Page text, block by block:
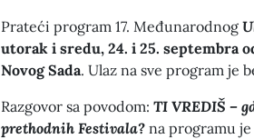
Prateći program 17. Međunarodnog
utorak i sredu, 24. i 25. septembra
Novog Sada. Ulaz na sve program je
Razgovor sa povodom: TI VREDIŠ –
prethodnih Festivala? na programu je